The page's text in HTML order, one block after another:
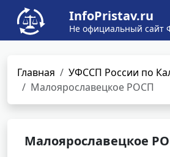
InfoPristav.ru
Не официальный сайт
Главная
УФССП России по
Малоярославецкое РОСП
Малоярославецкое